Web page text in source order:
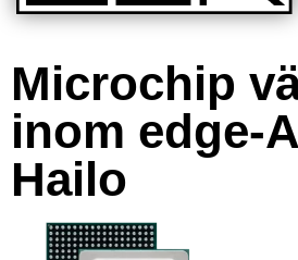
Microchip
inom edge-
Hailo